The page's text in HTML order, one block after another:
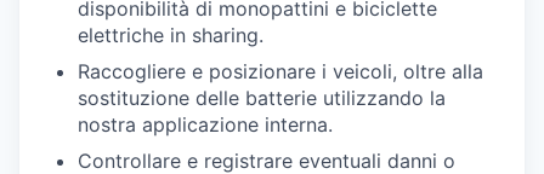
disponibilità di monopattini e biciclette
elettriche in sharing.
Raccogliere e posizionare i veicoli, oltre alla
sostituzione delle batterie utilizzando la
nostra applicazione interna.
Controllare e registrare eventuali danni o